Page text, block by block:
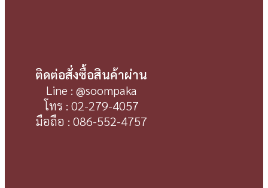
ติดต่อสั่งซื้อสินค้าผ่าน
Line : @soompaka
โทร : 02-279-4057
มือถือ : 086-552-4757